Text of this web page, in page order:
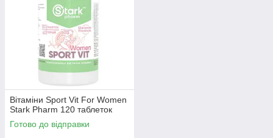
Вітаміни Sport Vit For Women
Stark Pharm 120 таблеток
Готово до відправки